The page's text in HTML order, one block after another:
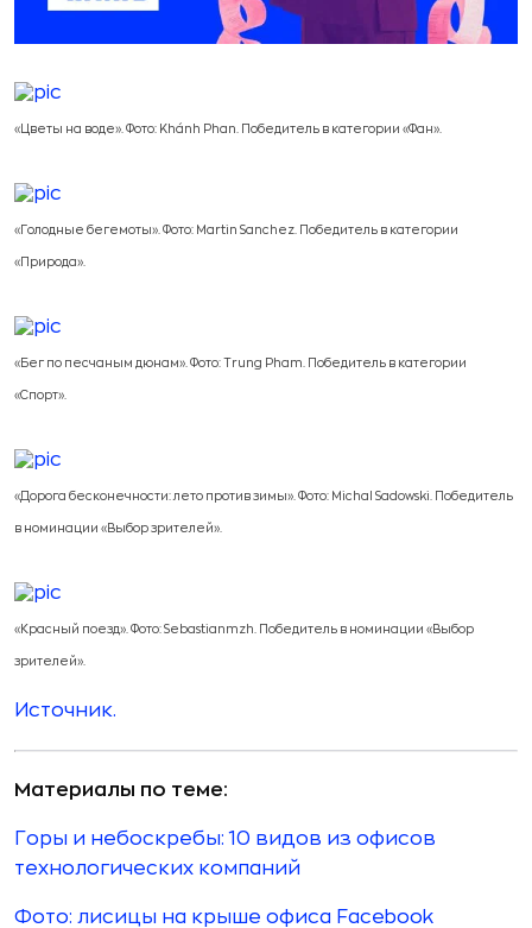
«Цветы на воде». Фото: Khánh Phan. Победитель в категории «Фан».
«Голодные бегемоты». Фото: Martin Sanchez. Победитель в категории
«Природа».
«Бег по песчаным дюнам». Фото: Trung Pham. Победитель в категории
«Спорт».
«Дорога бесконечности: лето против зимы». Фото: Michal Sadowski. Победитель
в номинации «Выбор зрителей».
«Красный поезд». Фото: Sebastianmzh. Победитель в номинации «Выбор
зрителей».
Источник.
Материалы по теме:
Горы и небоскребы: 10 видов из офисов
технологических компаний
Фото: лисицы на крыше офиса Facebook